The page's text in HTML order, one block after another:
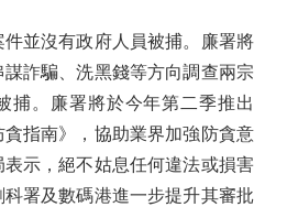
並沒有政府人員被捕。廉署將
詐騙、洗黑錢等方向調查兩宗
捕。廉署將於今年第二季推出
貪指南》，協助業界加強防貪意
示，絕不姑息任何違法或損害
署及數碼港進一步提升其審批